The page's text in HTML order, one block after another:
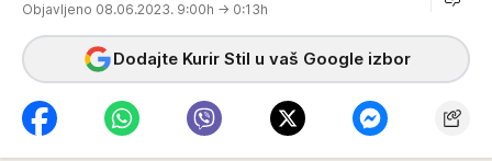
Objavljeno 08.06.2023. 9:00h → 0:13h
Dodajte Kurir Stil u vaš Google izbor